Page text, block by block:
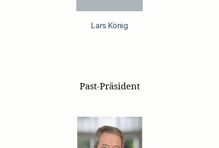
Lars König
Past-Präsident